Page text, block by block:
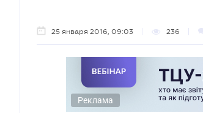
25 января 2016, 09:03 236
Реклама